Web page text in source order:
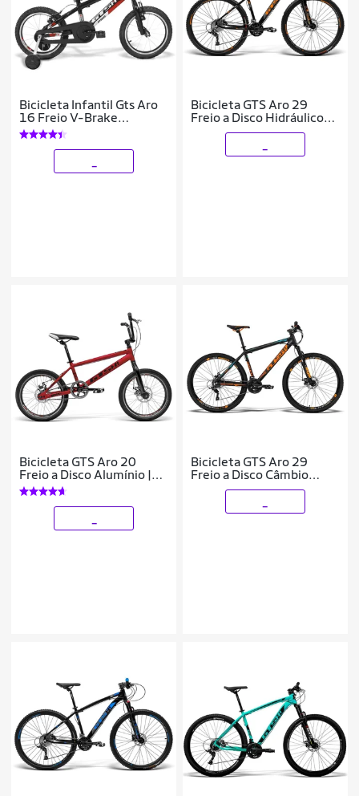
Bicicleta Infantil Gts Aro
16 Freio V-Brake
Advanced Kids Pro
Bicicleta GTS Aro 29
Freio a Disco Hidráulico
Cubo k7 Câmbio Gtsm1
Amortecedor Com
Bicicleta GTS Aro 20
Freio a Disco Alumínio |
GTS M1 SKX BMX
Bicicleta GTS Aro 29
Freio a Disco Câmbio
Traseiro GTSM1 TSI8 24
GTS M1 Adva